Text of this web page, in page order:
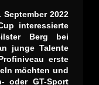
September 2022
interessierte
Berg bei
junge Talente
erste
möchten und
oder GT-Sport